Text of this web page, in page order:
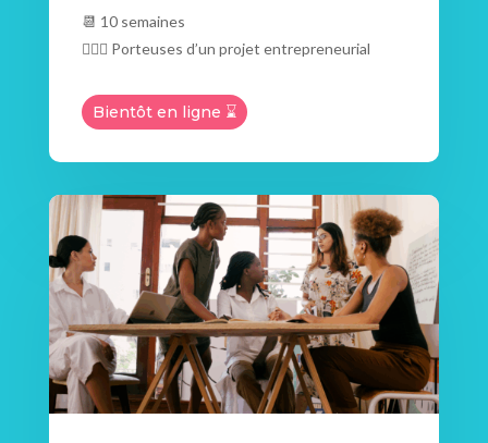
📆 10 semaines
👱🏻‍♀️ Porteuses d’un projet entrepreneurial
Bientôt en ligne ⌛